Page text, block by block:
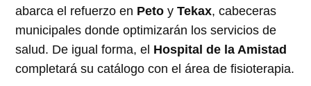
abarca el refuerzo en Peto yTekax, cabeceras
municipales donde optimizarán los servicios de
salud. De igual forma, el Hospital de la Amistad
completará su catálogo con el área de fisioterapia.